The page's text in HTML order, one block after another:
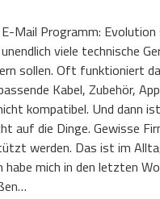
Mail Programm:
viele technische
sollen. Oft funktioniert
Kabel, Zubehör,
kompatibel. Und dann
auf die Dinge. Gewisse
werden. Das ist im
habe mich in den letzten